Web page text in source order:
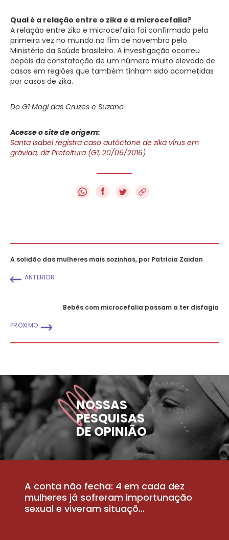
Qual é a relação entre o zika e a microcefalia?
A relação entre zika e microcefalia foi confirmada pela
primeira vez no mundo no fim de novembro pelo
Ministério da Saúde brasileiro. A investigação ocorreu
depois da constatação de um número muito elevado de
casos em regiões que também tinham sido acometidas
por casos de zika.
Do G1 Mogi das Cruzes e Suzano
Acesse o site de origem:
Santa Isabel registra caso autóctone de zika vírus em
grávida, diz Prefeitura (G1, 20/06/2016)
f
A solidão das mulheres mais sozinhas, por Patrícia Zaidan
ANTERIOR
Bebês com microcefalia passam a ter disfagia
PRÓXIMO
NOSSAS
PESQUISAS
DE OPINIÃO
A conta não fecha: 4 em cada dez
mulheres já sofreram importunação
sexual e viveram situaçõ...